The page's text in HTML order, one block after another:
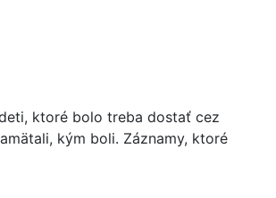
ktoré bolo treba dostať cez
kým boli. Záznamy, ktoré